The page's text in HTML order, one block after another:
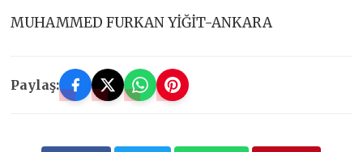
MUHAMMED FURKAN YİĞİT-ANKARA
Paylaş: